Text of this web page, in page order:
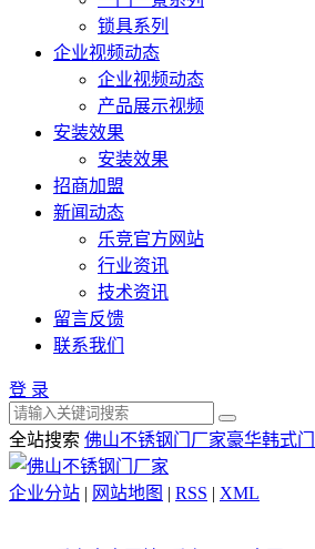
锁具系列
企业视频动态
企业视频动态
产品展示视频
安装效果
安装效果
招商加盟
新闻动态
乐竞官方网站
行业资讯
技术资讯
留言反馈
联系我们
登 录
全站搜索 佛山不锈钢门厂家豪华韩式门
企业分站 | 网站地图 | RSS | XML